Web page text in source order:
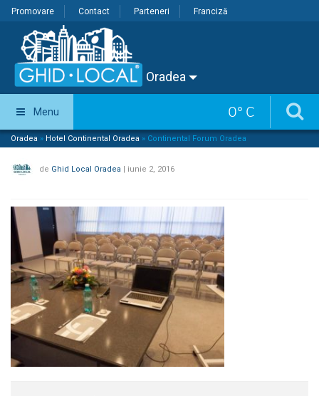
Promovare Contact Parteneri Franciză
Oradea
0° C
Menu
Oradea » Hotel Continental Oradea » Continental Forum Oradea
de Ghid Local Oradea | iunie 2, 2016